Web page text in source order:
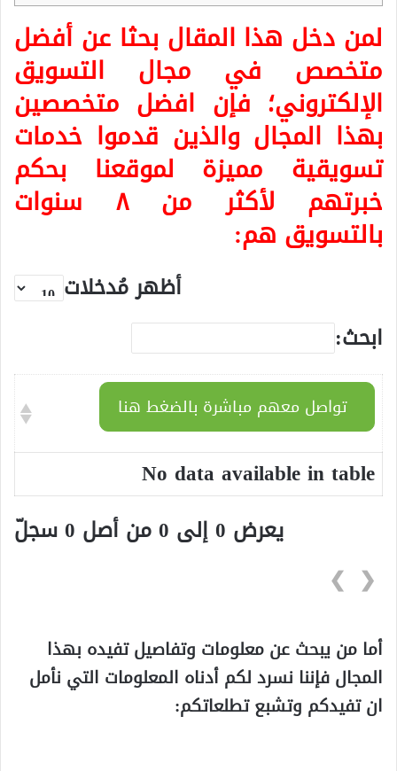
لمن دخل هذا المقال بحثا عن أفضل
متخصص في مجال التسويق
الإلكتروني؛ فإن افضل متخصصين
بهذا المجال والذين قدموا خدمات
تسويقية مميزة لموقعنا بحكم
خبرتهم لأكثر من ٨ سنوات
بالتسويق هم:
أظهر مُدخلات
ابحث:
تواصل معهم مباشرة بالضغط هنا
No data available in table
يعرض 0 إلى 0 من أصل 0 سجلّ
❮
❯
أما من يبحث عن معلومات وتفاصيل تفيده بهذا
المجال فإننا نسرد لكم أدناه المعلومات التي نأمل
ان تفيدكم وتشبع تطلعاتكم: